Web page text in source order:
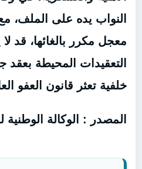
النواب يده على الملف،
معجل مكرر بالغائها، قد
التعقيدات المحيطة
خلفية تعثر قانون العفو
المصدر : الوكالة الوطنية